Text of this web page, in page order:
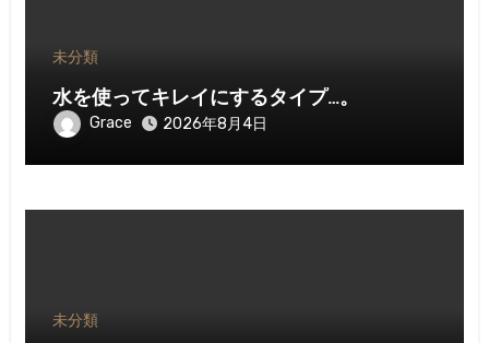
未分類
水を使ってキレイにするタイプ…。
Grace 2026年8月4日
未分類